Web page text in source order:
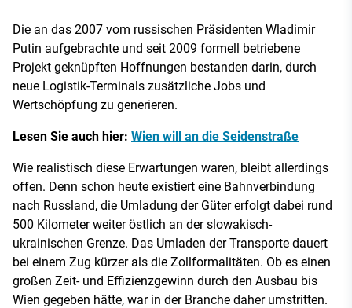
Die an das 2007 vom russischen Präsidenten Wladimir
Putin aufgebrachte und seit 2009 formell betriebene
Projekt geknüpften Hoffnungen bestanden darin, durch
neue Logistik-Terminals zusätzliche Jobs und
Wertschöpfung zu generieren.
Lesen Sie auch hier: Wien will an die Seidenstraße
Wie realistisch diese Erwartungen waren, bleibt allerdings
offen. Denn schon heute existiert eine Bahnverbindung
nach Russland, die Umladung der Güter erfolgt dabei rund
500 Kilometer weiter östlich an der slowakisch-
ukrainischen Grenze. Das Umladen der Transporte dauert
bei einem Zug kürzer als die Zollformalitäten. Ob es einen
großen Zeit- und Effizienzgewinn durch den Ausbau bis
Wien gegeben hätte, war in der Branche daher umstritten.